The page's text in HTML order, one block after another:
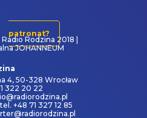
patronat?
Rodzina 2018 |
JOHANNEUM
4, 50-328 Wrocław
322 20 22
+48 71 327 12 85